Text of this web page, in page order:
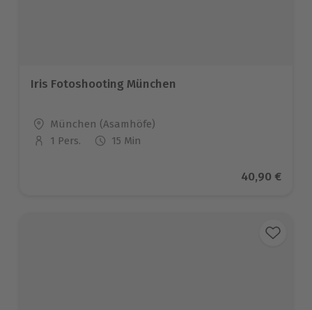
Iris Fotoshooting München
Standort
München (Asamhöfe)
Anzahl der Teilnehmer
1 Pers. 15 Min
Aktueller
40,90 €